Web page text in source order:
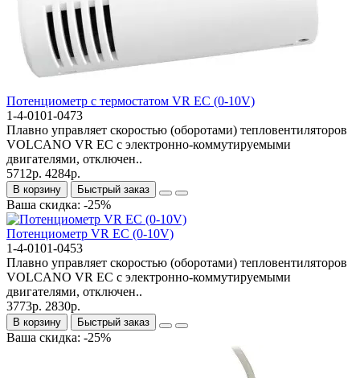
Потенциометр c термостатом VR EC (0-10V)
1-4-0101-0473
Плавно управляет скоростью (оборотами) тепловентиляторов
VOLCANO VR EC с электронно-коммутируемыми
двигателями, отключен..
5712р. 4284р.
В корзину Быстрый заказ
Ваша скидка: -25%
Потенциометр VR EC (0-10V)
1-4-0101-0453
Плавно управляет скоростью (оборотами) тепловентиляторов
VOLCANO VR EC с электронно-коммутируемыми
двигателями, отключен..
3773р. 2830р.
В корзину Быстрый заказ
Ваша скидка: -25%